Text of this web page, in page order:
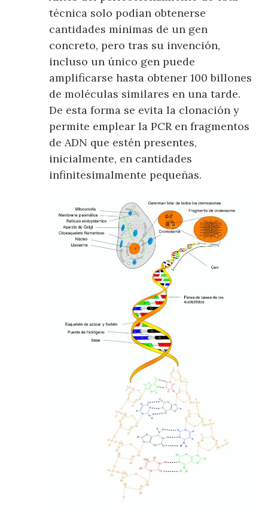
técnica solo podían obtenerse
cantidades mínimas de un gen
concreto, pero tras su invención,
incluso un único gen puede
amplificarse hasta obtener 100 billones
de moléculas similares en una tarde.
De esta forma se evita la clonación y
permite emplear la PCR en fragmentos
de ADN que estén presentes,
inicialmente, en cantidades
infinitesimalmente pequeñas.